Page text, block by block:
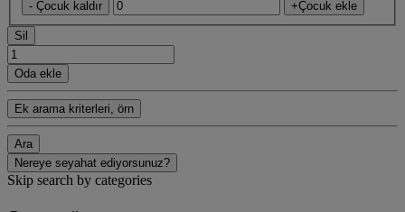
- Çocuk kaldır +Çocuk ekle
Sil
Oda ekle
Ek arama kriterleri, örn
Ara
Nereye seyahat ediyorsunuz?
Skip search by categories